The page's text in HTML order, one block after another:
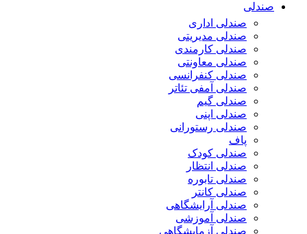
صندلی
صندلی اداری
صندلی مدیریتی
صندلی کارمندی
صندلی معاونتی
صندلی کنفرانسی
صندلی آمفی تئاتر
صندلی گیم
صندلی اپنی
صندلی رستورانی
پاف
صندلی کودک
صندلی انتظار
صندلی تابوره
صندلی کانتر
صندلی آرایشگاهی
صندلی آموزشی
صندلی آزمایشگاهی